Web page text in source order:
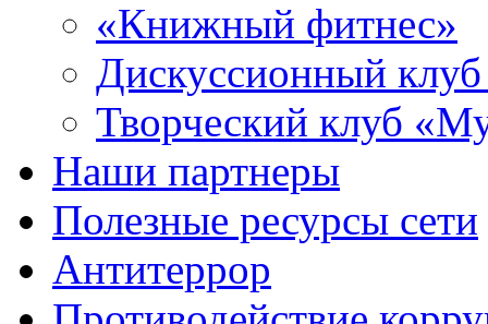
«Книжный фитнес»
Дискуссионный
Творческий клуб
Наши партнеры
Полезные ресурсы сети
Антитеррор